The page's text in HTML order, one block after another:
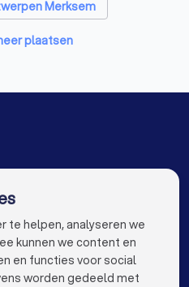
Merksem
Vloerders in Gent
Vloerders in Genk
Vloerders in Beringen
Vloerders in Dilbeek
plaatsen
te helpen, analyseren we
kunnen we content en
en functies voor social
worden gedeeld met